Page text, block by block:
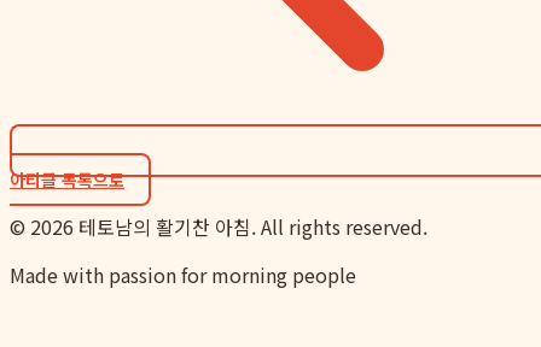
아티클 목록으로
© 2026 테토남의 활기찬 아침. All rights reserved.
Made with passion for morning people